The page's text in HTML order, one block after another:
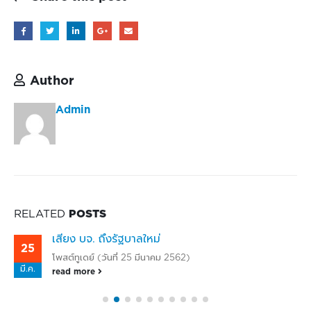
Author
Admin
RELATED POSTS
25
มี.ค.
เสียง บจ. ถึงรัฐบาลใหม่
โพสต์ทูเดย์ (วันที่ 25 มีนาคม 2562)
read more